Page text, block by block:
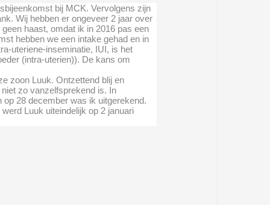
bij MCK. Vervolgens zijn
Wij hebben er ongeveer 2 jaar over
haast, omdat ik in 2016 pas een
hebben we een intake gehad en in
uteriene-inseminatie, IUI, is het
(intra-uterien)). De kans om
zoon Luuk. Ontzettend blij en
zo vanzelfsprekend is. In
28 december was ik uitgerekend.
Luuk uiteindelijk op 2 januari